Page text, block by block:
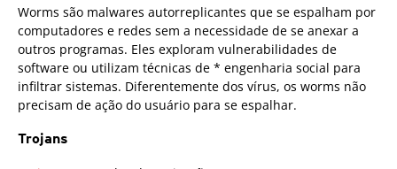
Worms são malwares autorreplicantes que se espalham por
computadores e redes sem a necessidade de se anexar a
outros programas. Eles exploram vulnerabilidades de
software ou utilizam técnicas de * engenharia social para
infiltrar sistemas. Diferentemente dos vírus, os worms não
precisam de ação do usuário para se espalhar.
Trojans